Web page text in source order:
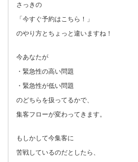
さっきの
「今すぐ予約はこちら！」
のやり方とちょっと違いますね！
今あなたが
・緊急性の高い問題
・緊急性が低い問題
のどちらを扱ってるかで、
集客フローが変わってきます。
もしかして今集客に
苦戦しているのだとしたら、